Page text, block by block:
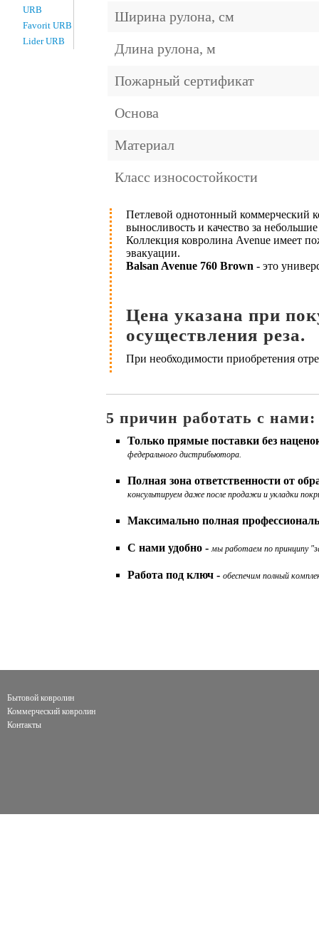
URB
Favorit URB
Lider URB
Ширина рулона, см
Длина рулона, м
Пожарный сертификат
Основа
Материал
Класс износостойкости
Петлевой однотонный коммерческий
выносливость и качество за
Коллекция ковролина Avenue имеет
эвакуации.
Balsan Avenue 760 Brown - это
Цена указана при
осуществления реза.
При необходимости приобретения
5 причин работать с нами:
Только прямые поставки без
федерального дистрибьютора.
Полная зона ответственности от
консультируем даже после продажи и укладки
Максимально полная
С нами удобно - мы работаем по принципу
Работа под ключ - обеспечим полный
Бытовой ковролин
Коммерческий ковролин
Контакты